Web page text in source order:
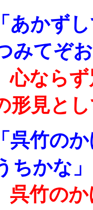
ずして
みてぞ
心なら
形見と
のかけ
ちかな
呉竹の